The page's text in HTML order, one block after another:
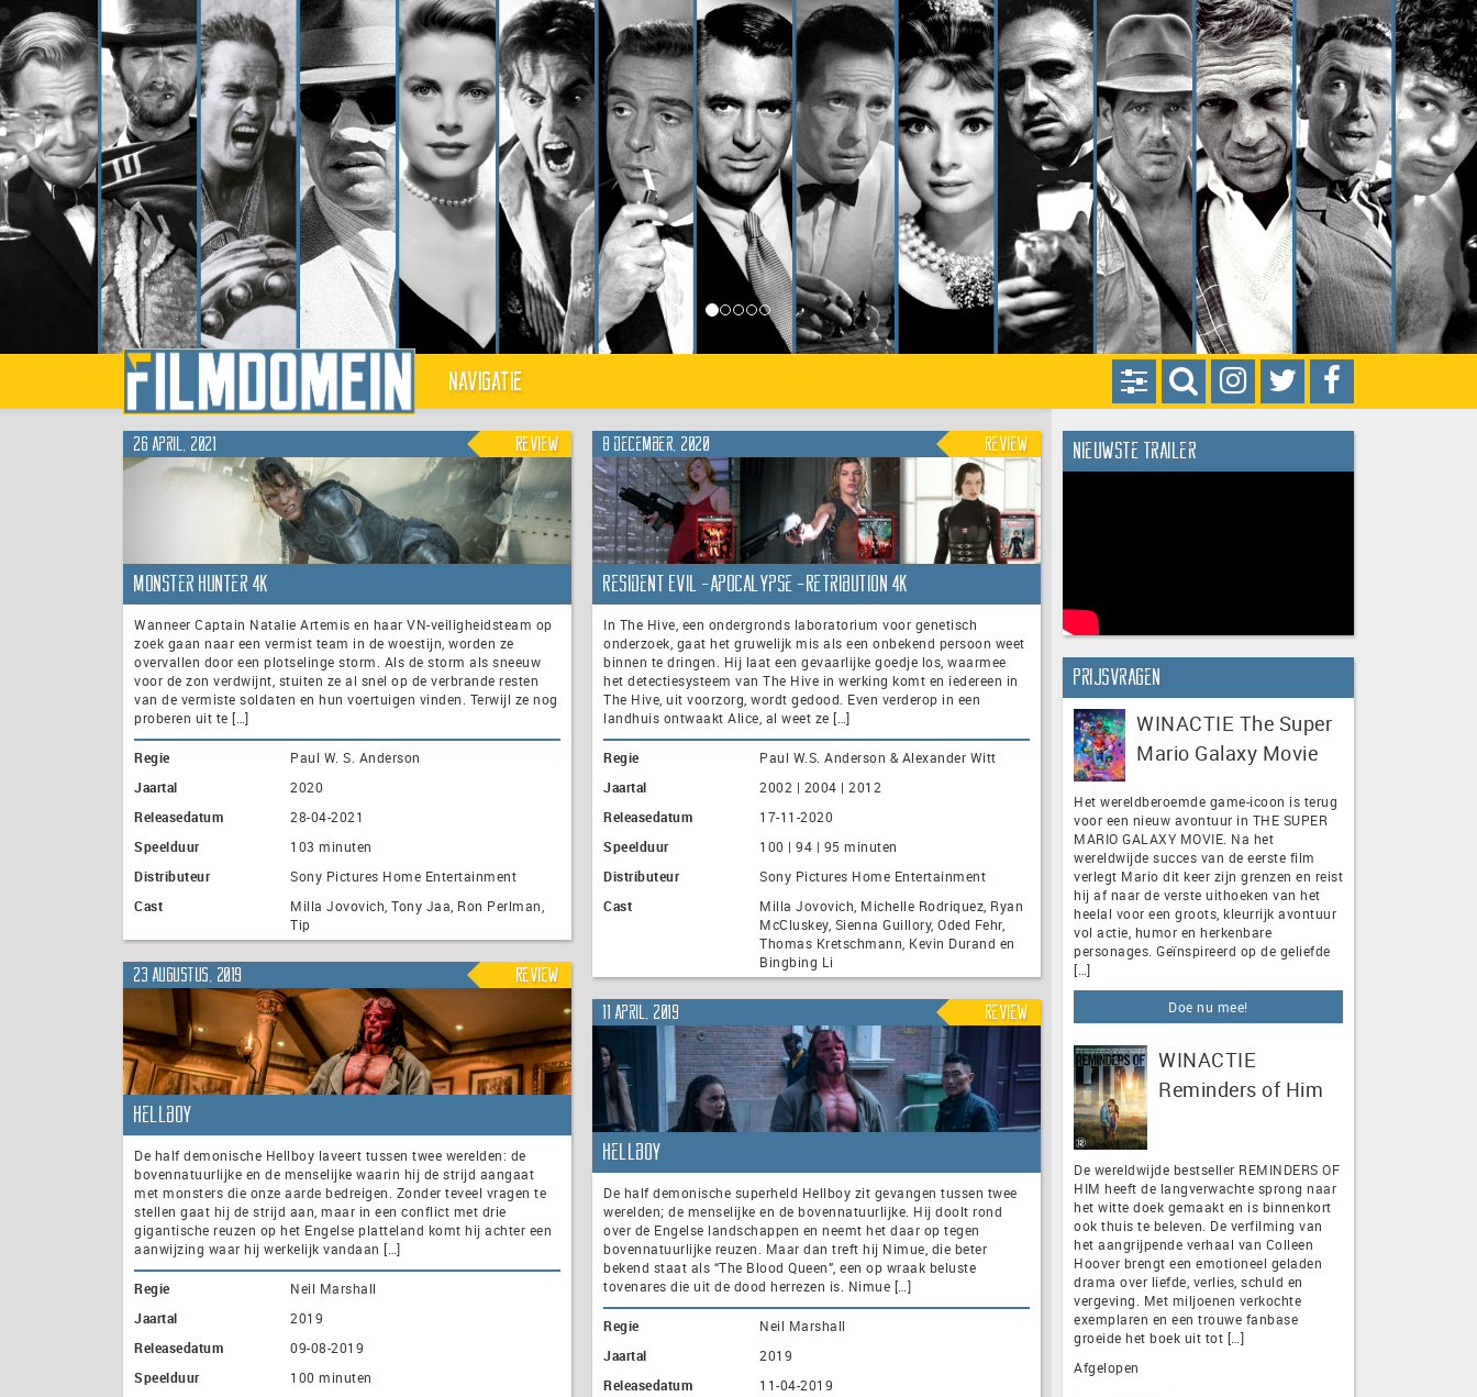
Navigatie
26 april, 2021 Review
Monster Hunter 4K
Wanneer Captain Natalie Artemis en haar VN-veiligheidsteam op
zoek gaan naar een vermist team in de woestijn, worden ze
overvallen door een plotselinge storm. Als de storm als sneeuw
voor de zon verdwijnt, stuiten ze al snel op de verbrande resten
van de vermiste soldaten en hun voertuigen vinden. Terwijl ze nog
proberen uit te […]
Regie
Paul W. S. Anderson
Jaartal
2020
Releasedatum
28-04-2021
Speelduur
103 minuten
Distributeur
Sony Pictures Home Entertainment
Cast
Milla Jovovich, Tony Jaa, Ron Perlman,
Tip
8 december, 2020 Review
Resident Evil -Apocalypse -Retribution 4K
In The Hive, een ondergronds laboratorium voor genetisch
onderzoek, gaat het gruwelijk mis als een onbekend persoon weet
binnen te dringen. Hij laat een gevaarlijke goedje los, waarmee
het detectiesysteem van The Hive in werking komt en iedereen in
The Hive, uit voorzorg, wordt gedood. Even verderop in een
landhuis ontwaakt Alice, al weet ze […]
Regie
Paul W.S. Anderson & Alexander Witt
Jaartal
2002 | 2004 | 2012
Releasedatum
17-11-2020
Speelduur
100 | 94 | 95 minuten
Distributeur
Sony Pictures Home Entertainment
Cast
Milla Jovovich, Michelle Rodriquez, Ryan
McCluskey, Sienna Guillory, Oded Fehr,
Thomas Kretschmann, Kevin Durand en
Bingbing Li
23 augustus, 2019 Review
Hellboy
De half demonische Hellboy laveert tussen twee werelden: de
bovennatuurlijke en de menselijke waarin hij de strijd aangaat
met monsters die onze aarde bedreigen. Zonder teveel vragen te
stellen gaat hij de strijd aan, maar in een conflict met drie
gigantische reuzen op het Engelse platteland komt hij achter een
aanwijzing waar hij werkelijk vandaan […]
Regie
Neil Marshall
Jaartal
2019
Releasedatum
09-08-2019
Speelduur
100 minuten
11 april, 2019 Review
Hellboy
De half demonische superheld Hellboy zit gevangen tussen twee
werelden; de menselijke en de bovennatuurlijke. Hij doolt rond
over de Engelse landschappen en neemt het daar op tegen
bovennatuurlijke reuzen. Maar dan treft hij Nimue, die beter
bekend staat als “The Blood Queen”, een op wraak beluste
tovenares die uit de dood herrezen is. Nimue […]
Regie
Neil Marshall
Jaartal
2019
Releasedatum
11-04-2019
Nieuwste trailer
Prijsvragen
WINACTIE The Super
Mario Galaxy Movie
Het wereldberoemde game-icoon is terug
voor een nieuw avontuur in THE SUPER
MARIO GALAXY MOVIE. Na het
wereldwijde succes van de eerste film
verlegt Mario dit keer zijn grenzen en reist
hij af naar de verste uithoeken van het
heelal voor een groots, kleurrijk avontuur
vol actie, humor en herkenbare
personages. Geïnspireerd op de geliefde
[…]
Doe nu mee!
WINACTIE
Reminders of Him
De wereldwijde bestseller REMINDERS OF
HIM heeft de langverwachte sprong naar
het witte doek gemaakt en is binnenkort
ook thuis te beleven. De verfilming van
het aangrijpende verhaal van Colleen
Hoover brengt een emotioneel geladen
drama over liefde, verlies, schuld en
vergeving. Met miljoenen verkochte
exemplaren en een trouwe fanbase
groeide het boek uit tot […]
Afgelopen